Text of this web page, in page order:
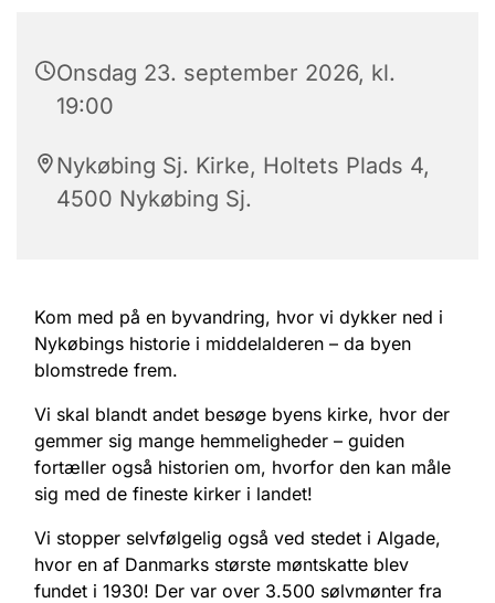
Onsdag 23. september 2026, kl.
19:00
Nykøbing Sj. Kirke, Holtets Plads 4,
4500 Nykøbing Sj.
Kom med på en byvandring, hvor vi dykker ned i
Nykøbings historie i middelalderen – da byen
blomstrede frem.
Vi skal blandt andet besøge byens kirke, hvor der
gemmer sig mange hemmeligheder – guiden
fortæller også historien om, hvorfor den kan måle
sig med de fineste kirker i landet!
Vi stopper selvfølgelig også ved stedet i Algade,
hvor en af Danmarks største møntskatte blev
fundet i 1930! Der var over 3.500 sølvmønter fra